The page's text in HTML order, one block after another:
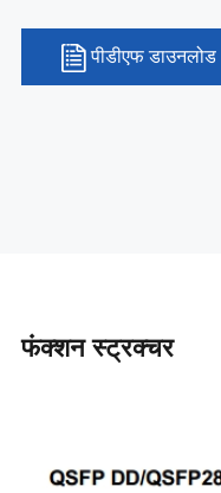
पीडीएफ डाउनलोड
फंक्शन स्ट्रक्चर